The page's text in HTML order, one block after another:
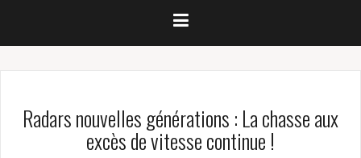
Radars nouvelles générations : La chasse aux
excès de vitesse continue !